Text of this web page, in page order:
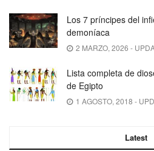
Los 7 príncipes del
demoníaca
2 MARZO, 2026 -
Lista completa de
de Egipto
1 AGOSTO, 2018 -
Latest